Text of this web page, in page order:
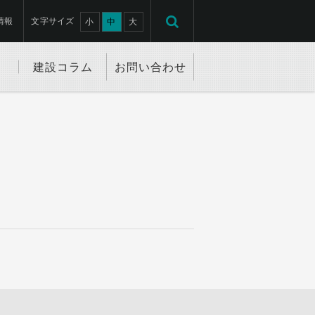
報 文字サイズ 小 中 大
建設コラム お問い合わせ